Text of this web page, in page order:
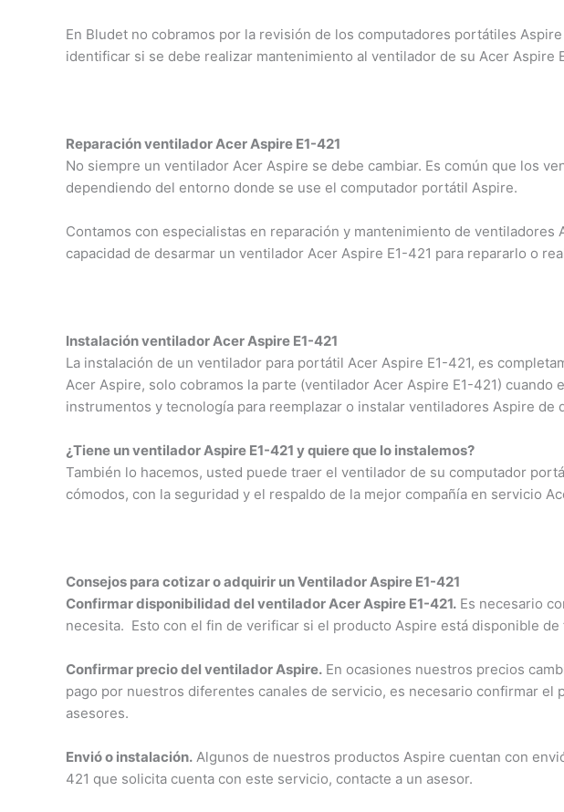
En Bludet no cobramos por la revisión de los computadores portátiles
identificar si se debe realizar mantenimiento al ventilador de su Acer Aspire
Reparación ventilador Acer Aspire E1-421
No siempre un ventilador Acer Aspire se debe cambiar. Es común que los
dependiendo del entorno donde se use el computador portátil Aspire.
Contamos con especialistas en reparación y mantenimiento de
capacidad de desarmar un ventilador Acer Aspire E1-421 para repararlo o
Instalación ventilador Acer Aspire E1-421
La instalación de un ventilador para portátil Acer Aspire E1-421, es
Acer Aspire, solo cobramos la parte (ventilador Acer Aspire E1-421)
instrumentos y tecnología para reemplazar o instalar ventiladores Aspire de
¿Tiene un ventilador Aspire E1-421 y quiere que lo instalemos?
También lo hacemos, usted puede traer el ventilador de su computador
cómodos, con la seguridad y el respaldo de la mejor compañía en servicio
Consejos para cotizar o adquirir un Ventilador Aspire E1-421
Confirmar disponibilidad del ventilador Acer Aspire E1-421. Es necesario
necesita. Esto con el fin de verificar si el producto Aspire está disponible
Confirmar precio del ventilador Aspire. En ocasiones nuestros precios
pago por nuestros diferentes canales de servicio, es necesario confirmar
asesores.
Envió o instalación. Algunos de nuestros productos Aspire cuentan con
421 que solicita cuenta con este servicio, contacte a un asesor.